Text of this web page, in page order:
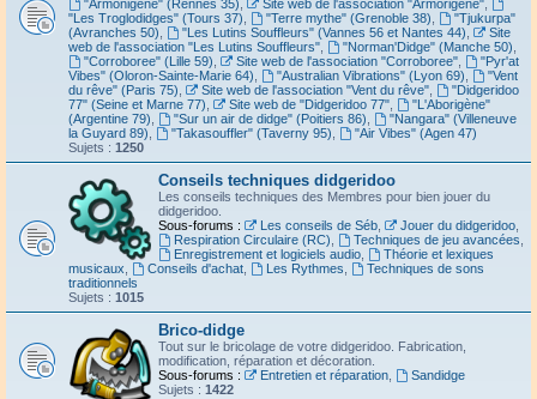
"Armonigène" (Rennes 35)
Site web de l'association "Armorigène",
"Les Troglodidges" (Tours 37)
"Terre mythe" (Grenoble 38)
"Tjukurpa"
(Avranches 50)
"Les Lutins Souffleurs" (Vannes 56 et Nantes 44)
Site
web de l'association "Les Lutins Souffleurs"
"Norman'Didge" (Manche 50)
"Corroboree" (Lille 59)
Site web de l'association "Corroboree",
"Pyr'at
Vibes" (Oloron-Sainte-Marie 64)
"Australian Vibrations" (Lyon 69)
"Vent
du rêve" (Paris 75)
Site web de l'association "Vent du rêve",
"Didgeridoo
77" (Seine et Marne 77)
Site web de "Didgeridoo 77",
"L'Aborigène"
(Argentine 79)
"Sur un air de didge" (Poitiers 86)
"Nangara" (Villeneuve
la Guyard 89)
"Takasouffler" (Taverny 95)
"Air Vibes" (Agen 47)
Sujets : 1250
Conseils techniques didgeridoo
Les conseils techniques des Membres pour bien jouer du
didgeridoo.
Sous-forums :
Les conseils de Séb, Jouer du didgeridoo,
Respiration Circulaire (RC)
Techniques de jeu avancées
Enregistrement et logiciels audio,
Théorie et lexiques
musicaux
Conseils d'achat, Les Rythmes
Techniques de sons
traditionnels
Sujets : 1015
Brico-didge
Tout sur le bricolage de votre didgeridoo. Fabrication,
modification, réparation et décoration.
Sous-forums :
Entretien et réparation,
Sandidge
Sujets : 1422